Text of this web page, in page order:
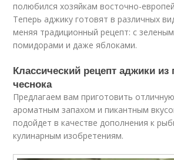
полюбился хозяйкам восточно-
Теперь аджику готовят в различных
меняя традиционный рецепт: с
помидорами и даже яблоками.
Классический рецепт аджики
чеснока
Предлагаем вам приготовить
ароматным запахом и пикантным
подойдет в качестве дополнения к
кулинарным изобретениям.